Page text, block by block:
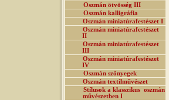
Oszmán ötvösség III
Oszmán kalligráfia
Oszmán miniatúrafestészet I
Oszmán miniatúrafestészet
II
Oszmán miniatúrafestészet
III
Oszmán miniatúrafestészet
IV
Oszmán szőnyegek
Oszmán textilművészet
Stílusok a klasszikus oszmán
művészetben I